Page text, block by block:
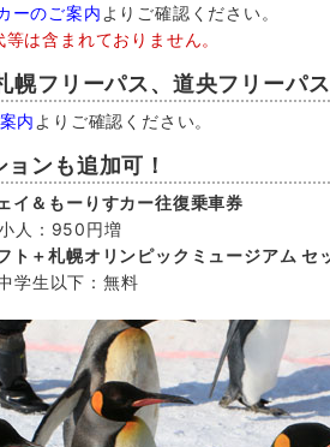
ーのご案内よりご確認ください。
は含まれておりません。
幌フリーパス、道央フリーパス
内よりご確認ください。
ンも追加可！
イ＆もーりすカー往復乗車券
：950円増
ト＋札幌オリンピックミュージアム セ
生以下：無料